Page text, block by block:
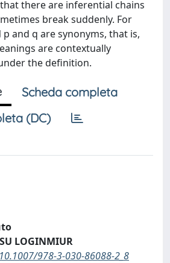
there are inferential chains
break suddenly. For
and q are synonyms, that is,
are contextually
the definition.
Scheda completa
(DC)
LOGINMIUR
978-3-030-86088-2_8